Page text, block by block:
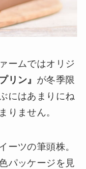
ームではオリジ
リン』 が冬季限
にはあまりにね
りません。
ーツの筆頭株。
パッケージを見